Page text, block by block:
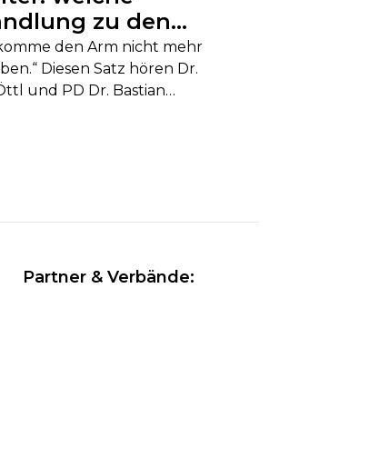
zu den
Beschwerden
den Arm nicht mehr
Diesen Satz hören Dr.
und PD Dr. Bastian
beinahe täglich....
Partner & Verbände: